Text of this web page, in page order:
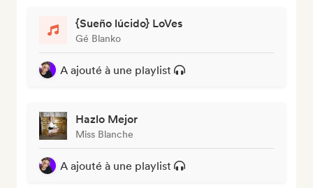
{Sueño lúcido} LoVes
Gé Blanko
A ajouté à une playlist
Hazlo Mejor
Miss Blanche
A ajouté à une playlist